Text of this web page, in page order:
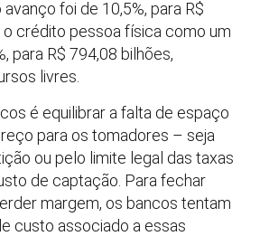
foi de 10,5%, para R$
o crédito pessoa física como um
para R$ 794,08 bilhões,
livres.
é equilibrar a falta de espaço
para os tomadores – seja
ou pelo limite legal das taxas
de captação. Para fechar
margem, os bancos tentam
custo associado a essas